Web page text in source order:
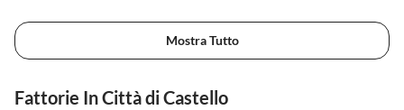
Mostra Tutto
Fattorie In Città di Castello